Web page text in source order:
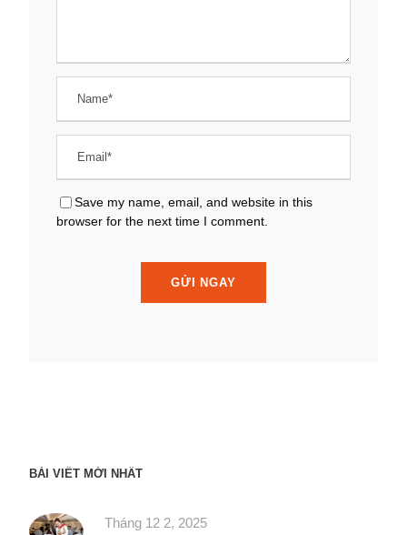
Save my name, email, and website in this
browser for the next time I comment.
BÀI VIẾT MỚI NHẤT
Tháng 12 2, 2025